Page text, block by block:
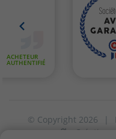
© Copyright 2026 |
Création